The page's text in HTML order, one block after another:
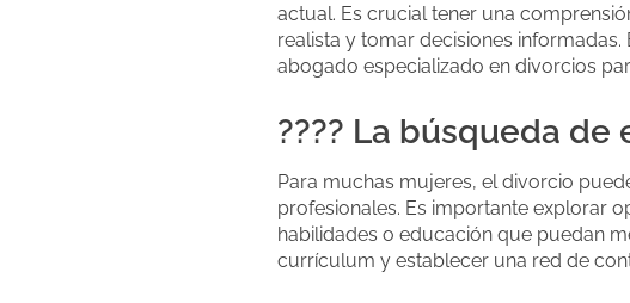
actual. Es crucial tener una
realista y tomar decisiones
abogado especializado en divorcios
???? La búsqueda
Para muchas mujeres, el divorcio
profesionales. Es importante explorar
habilidades o educación que puedan
currículum y establecer una red de